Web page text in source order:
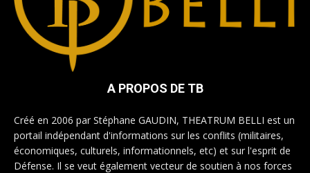
A PROPOS DE TB
Créé en 2006 par Stéphane GAUDIN, THEATRUM BELLI est un
portail indépendant d'informations sur les conflits (militaires,
économiques, culturels, informationnels, etc) et sur l'esprit de
Défense. Il se veut également vecteur de soutien à nos forces